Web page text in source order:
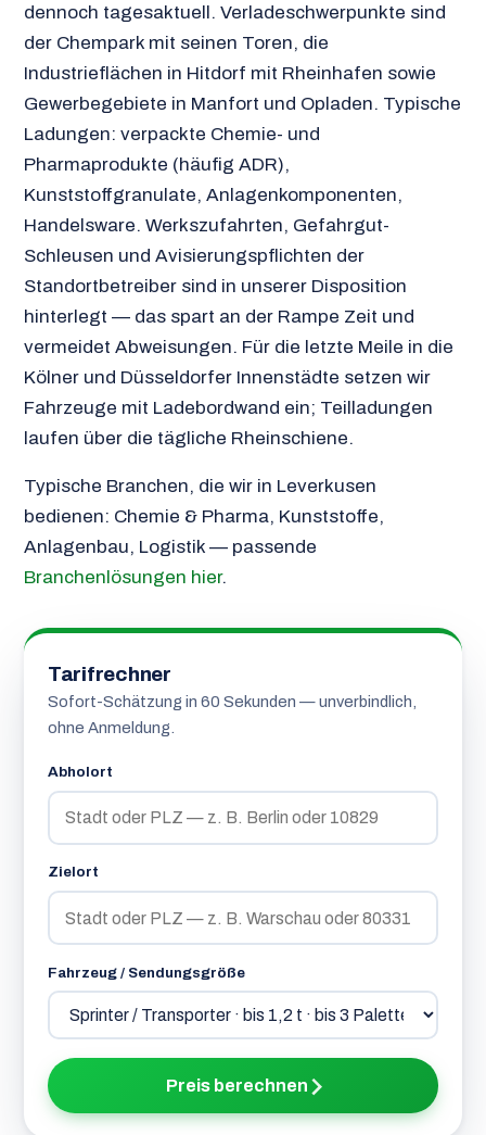
dennoch tagesaktuell. Verladeschwerpunkte sind
der Chempark mit seinen Toren, die
Industrieflächen in Hitdorf mit Rheinhafen sowie
Gewerbegebiete in Manfort und Opladen. Typische
Ladungen: verpackte Chemie- und
Pharmaprodukte (häufig ADR),
Kunststoffgranulate, Anlagenkomponenten,
Handelsware. Werkszufahrten, Gefahrgut-
Schleusen und Avisierungspflichten der
Standortbetreiber sind in unserer Disposition
hinterlegt — das spart an der Rampe Zeit und
vermeidet Abweisungen. Für die letzte Meile in die
Kölner und Düsseldorfer Innenstädte setzen wir
Fahrzeuge mit Ladebordwand ein; Teilladungen
laufen über die tägliche Rheinschiene.
Typische Branchen, die wir in Leverkusen
bedienen: Chemie & Pharma, Kunststoffe,
Anlagenbau, Logistik — passende
Branchenlösungen hier.
Tarifrechner
Sofort-Schätzung in 60 Sekunden — unverbindlich,
ohne Anmeldung.
Abholort
Zielort
Fahrzeug / Sendungsgröße
Preis berechnen